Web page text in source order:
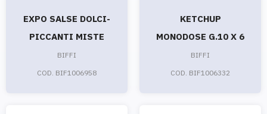
EXPO SALSE DOLCI-
PICCANTI MISTE
BIFFI
COD. BIF1006958
KETCHUP
MONODOSE G.10 X 6
BIFFI
COD. BIF1006332